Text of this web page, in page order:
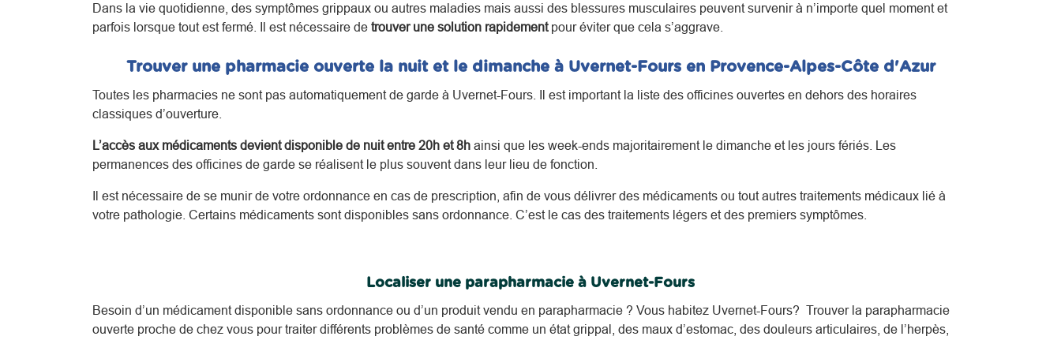
Dans la vie quotidienne, des symptômes grippaux ou autres maladies mais aussi des blessures musculaires peuvent survenir à n’importe quel moment et
parfois lorsque tout est fermé. Il est nécessaire de trouver une solution rapidementpour éviter que cela s’aggrave.
Trouver une pharmacie ouverte la nuit et le dimanche à Uvernet-Fours en Provence-Alpes-Côte d'Azur
Toutes les pharmacies ne sont pas automatiquement de garde à Uvernet-Fours. Il est important la liste des officines ouvertes en dehors des horaires
classiques d’ouverture.
L’accès aux médicaments devient disponible de nuit entre 20h et 8h ainsi que les week-ends majoritairement le dimanche et les jours fériés. Les
permanences des officines de garde se réalisent le plus souvent dans leur lieu de fonction.
Il est nécessaire de se munir de votre ordonnance en cas de prescription, afin de vous délivrer des médicaments ou tout autres traitements médicaux lié à
votre pathologie. Certains médicaments sont disponibles sans ordonnance. C’est le cas des traitements légers et des premiers symptômes.
Localiser une parapharmacie à Uvernet-Fours
Besoin d’un médicament disponible sans ordonnance ou d’un produit vendu en parapharmacie ? Vous habitez Uvernet-Fours? Trouver la parapharmacie
ouverte proche de chez vous pour traiter différents problèmes de santé comme un état grippal, des maux d’estomac, des douleurs articulaires, de l’herpès,